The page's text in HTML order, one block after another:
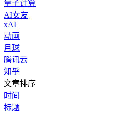
量子计算
AI女友
xAI
动画
月球
腾讯云
知乎
文章排序
时间
标题